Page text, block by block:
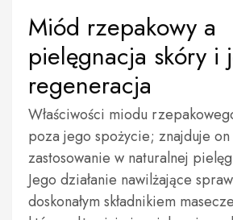
Miód rzepakowy a
pielęgnacja skóry i
regeneracja
Właściwości miodu
poza jego spożycie; znajduje
zastosowanie w naturalnej
Jego działanie nawilżające
doskonałym składnikiem